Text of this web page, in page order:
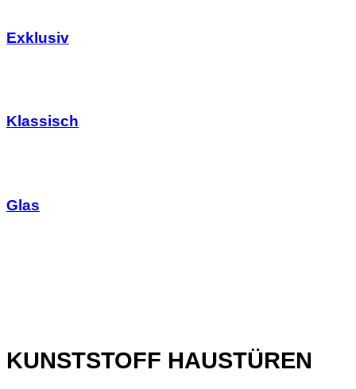
Exklusiv
Klassisch
Glas
KUNSTSTOFF HAUSTÜREN